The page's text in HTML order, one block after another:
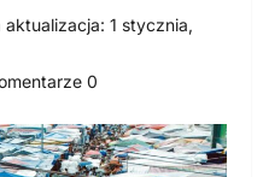
1 stycznia,
0